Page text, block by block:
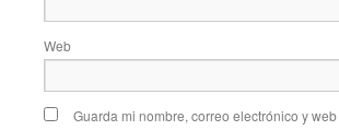
Web
Guarda mi nombre, correo electrónico y